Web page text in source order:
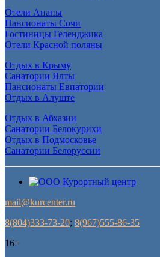
Отели Анапы
Пансионаты Сочи
Гостиницы Геленджика
Отели Красной поляны
Отдых в Крыму
Санатории Ялты
Пансионаты Евпатории
Отдых в Алуште
Отдых в Абхазии
Санатории Белокурихи
Отдых в Подмосковье
Санатории Белоруссии
mail@kurcenter.ru
8(804)333-73-20; 8(967)555-86-35
16+